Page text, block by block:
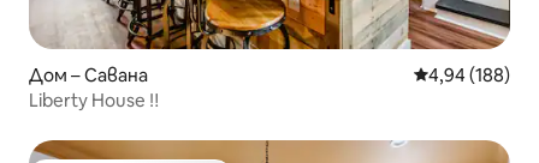
Дом – Савана Средна
4,94 (188)
Liberty House ‼️